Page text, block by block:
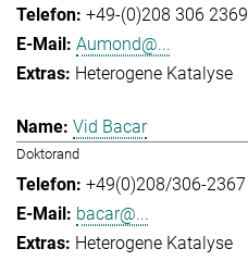
+49-(0)208 306 2369
Aumond@...
Heterogene Katalyse
Vid Bacar
Doktorand
+49(0)208/306-2367
bacar@...
Heterogene Katalyse